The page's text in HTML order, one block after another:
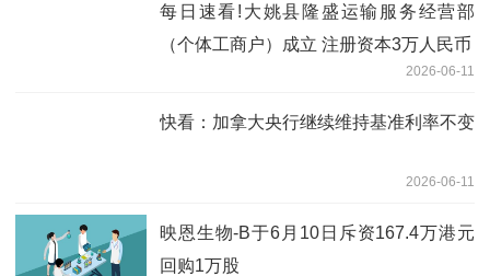
每日速看!大姚县隆盛运输服务经营部
（个体工商户）成立 注册资本3万人民币
2026-06-11
快看：加拿大央行继续维持基准利率不变
2026-06-11
映恩生物-B于6月10日斥资167.4万港元
回购1万股